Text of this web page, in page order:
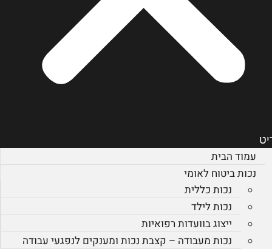
עמוד הבית
נכות ביטוח לאומי
נכות כללית
נכות לילד
ייצוג בוועדות רפואיות
נכות מעבודה – קצבת נכות ומענקים לנפגעי עבודה